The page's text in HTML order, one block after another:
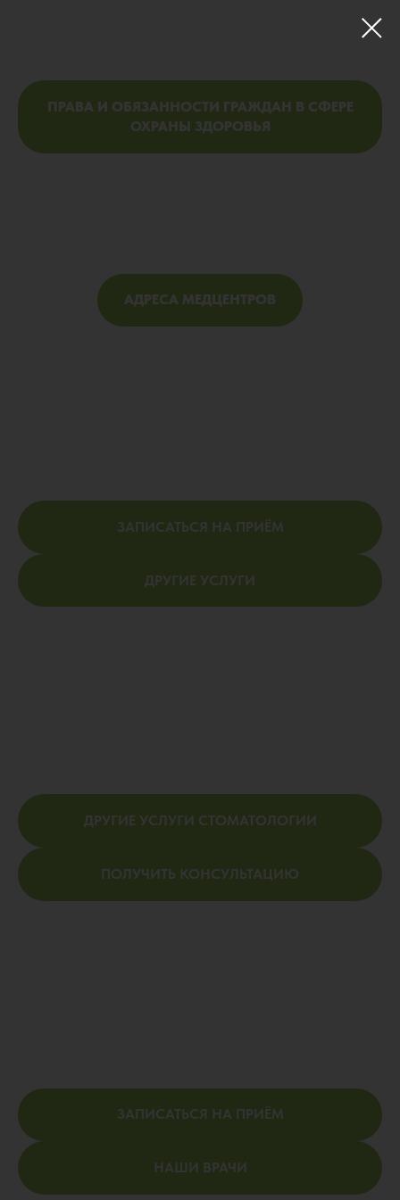
ПРАВА И ОБЯЗАННОСТИ ГРАЖДАН В СФЕРЕ
ОХРАНЫ ЗДОРОВЬЯ
АДРЕСА МЕДЦЕНТРОВ
ЗАПИСАТЬСЯ НА ПРИЁМ
ДРУГИЕ УСЛУГИ
ДРУГИЕ УСЛУГИ СТОМАТОЛОГИИ
ПОЛУЧИТЬ КОНСУЛЬТАЦИЮ
ЗАПИСАТЬСЯ НА ПРИЁМ
НАШИ ВРАЧИ